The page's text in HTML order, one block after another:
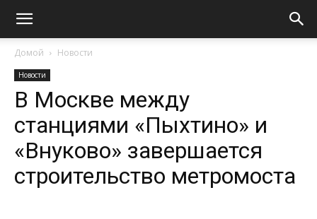
Домой Новости
Новости
В Москве между
станциями «Пыхтино» и
«Внуково» завершается
строительство метромоста